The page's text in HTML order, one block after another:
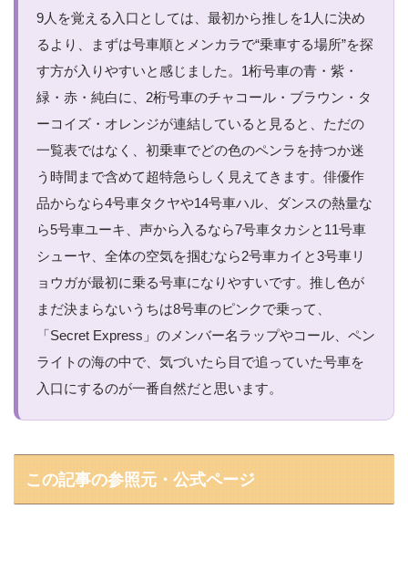
9人を覚える入口としては、最初から推しを1人に決め
るより、まずは号車順とメンカラで“乗車する場所”を探
す方が入りやすいと感じました。1桁号車の青・紫・
緑・赤・純白に、2桁号車のチャコール・ブラウン・タ
ーコイズ・オレンジが連結していると見ると、ただの
一覧表ではなく、初乗車でどの色のペンラを持つか迷
う時間まで含めて超特急らしく見えてきます。俳優作
品からなら4号車タクヤや14号車ハル、ダンスの熱量な
ら5号車ユーキ、声から入るなら7号車タカシと11号車
シューヤ、全体の空気を掴むなら2号車カイと3号車リ
ョウガが最初に乗る号車になりやすいです。推し色が
まだ決まらないうちは8号車のピンクで乗って、
「Secret Express」のメンバー名ラップやコール、ペン
ライトの海の中で、気づいたら目で追っていた号車を
入口にするのが一番自然だと思います。
この記事の参照元・公式ページ